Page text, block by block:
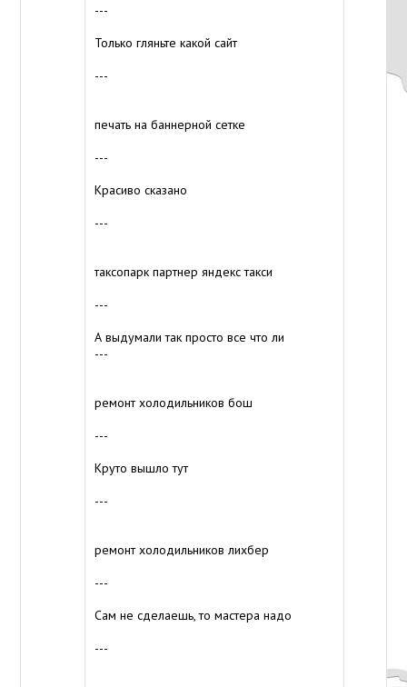
---
Только гляньте какой сайт
---
печать на баннерной сетке
---
Красиво сказано
---
таксопарк партнер яндекс такси
---
А выдумали так просто все что ли
---
ремонт холодильников бош
---
Круто вышло тут
---
ремонт холодильников лихбер
---
Сам не сделаешь, то мастера надо
---